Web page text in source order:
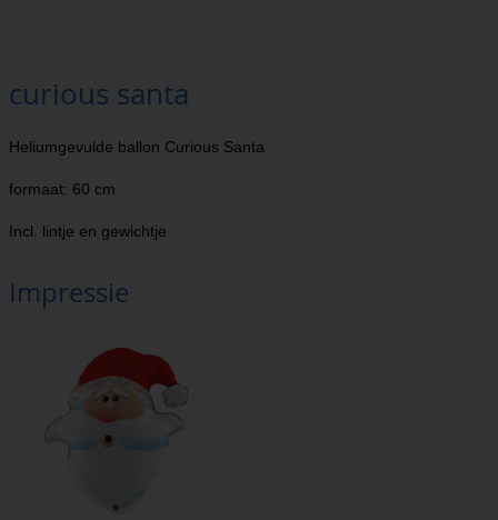
curious santa
Heliumgevulde ballon Curious Santa
formaat: 60 cm
Incl. lintje en gewichtje
Impressie